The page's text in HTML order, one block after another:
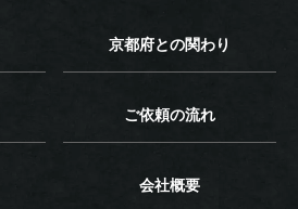
京都府との関わり
ご依頼の流れ
会社概要